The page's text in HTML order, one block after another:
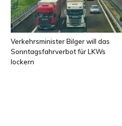
Verkehrsminister Bilger will das
Sonntagsfahrverbot für LKWs
lockern